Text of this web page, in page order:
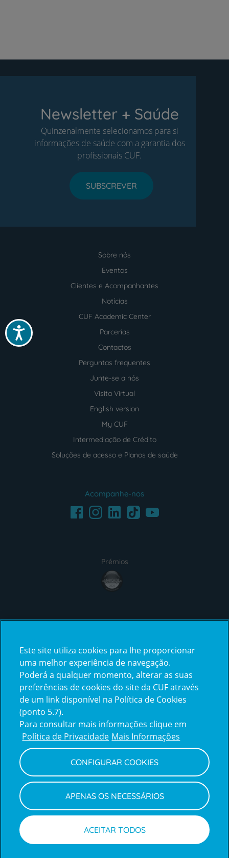
Acessibilidade
Newsletter + Saúde
Quinzenalmente selecionamos para si
informações de saúde com a garantia dos
profissionais CUF.
SUBSCREVER
Sobre nós
Eventos
Clientes e Acompanhantes
Notícias
CUF Academic Center
Parcerias
Contactos
Perguntas frequentes
Junte-se a nós
Visita Virtual
English version
My CUF
Intermediação de Crédito
Soluções de acesso e Planos de saúde
Acompanhe-nos
FacebookInstagramLinkedInTikTokYoutube
Prémios
award4
certification2certification3
Reclamações
e
elogios
Policy
Política de Privacidade e Cookies
Termos e Condições
Declaração de Acessibilidade
Canal de Denúncias
Informações legais
Este site utiliza cookies para lhe proporcionar
uma melhor experiência de navegação.
Poderá a qualquer momento, alterar as suas
preferências de cookies do site da CUF através
de um link disponível na Política de Cookies
(ponto 5.7).
Para consultar mais informações clique em
Política de Privacidade Mais Informações
CONFIGURAR COOKIES
APENAS OS NECESSÁRIOS
ACEITAR TODOS